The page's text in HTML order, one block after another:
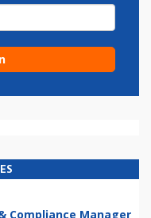
Compliance Manager